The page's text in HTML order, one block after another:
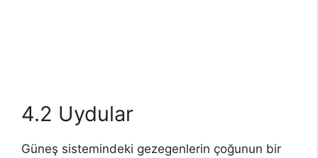
4.2 Uydular
Güneş sistemindeki gezegenlerin çoğunun bir